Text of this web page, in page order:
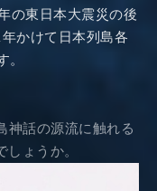
の東日本大震災の後
かけて日本列島各
。
神話の源流に触れる
しょうか。